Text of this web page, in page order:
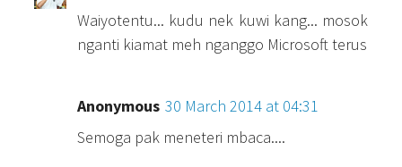
Waiyotentu... kudu nek kuwi kang... mosok
nganti kiamat meh nganggo Microsoft terus
Anonymous 30 March 2014 at 04:31
Semoga pak meneteri mbaca....